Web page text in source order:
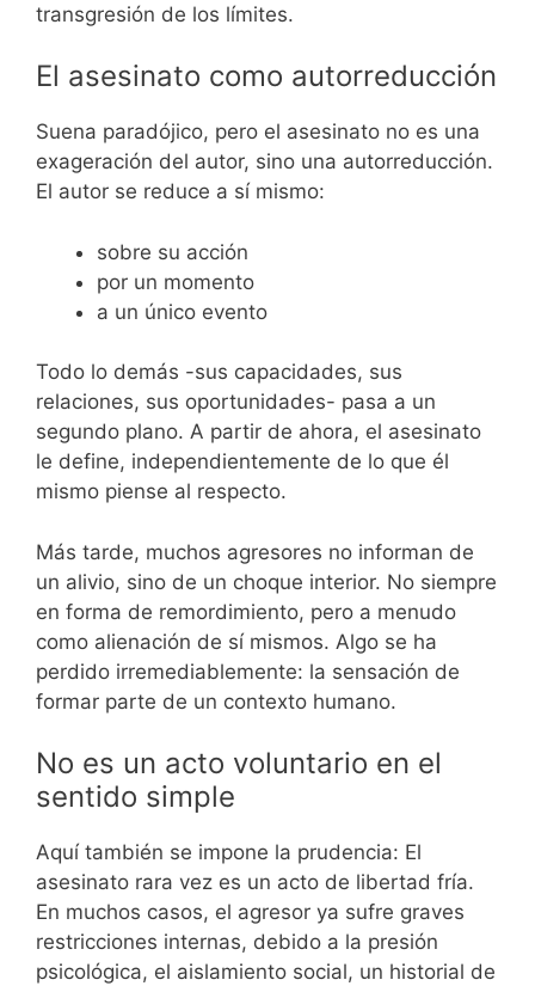
transgresión de los límites.
El asesinato como autorreducción
Suena paradójico, pero el asesinato no es una
exageración del autor, sino una autorreducción.
El autor se reduce a sí mismo:
sobre su acción
por un momento
a un único evento
Todo lo demás -sus capacidades, sus
relaciones, sus oportunidades- pasa a un
segundo plano. A partir de ahora, el asesinato
le define, independientemente de lo que él
mismo piense al respecto.
Más tarde, muchos agresores no informan de
un alivio, sino de un choque interior. No siempre
en forma de remordimiento, pero a menudo
como alienación de sí mismos. Algo se ha
perdido irremediablemente: la sensación de
formar parte de un contexto humano.
No es un acto voluntario en el
sentido simple
Aquí también se impone la prudencia: El
asesinato rara vez es un acto de libertad fría.
En muchos casos, el agresor ya sufre graves
restricciones internas, debido a la presión
psicológica, el aislamiento social, un historial de